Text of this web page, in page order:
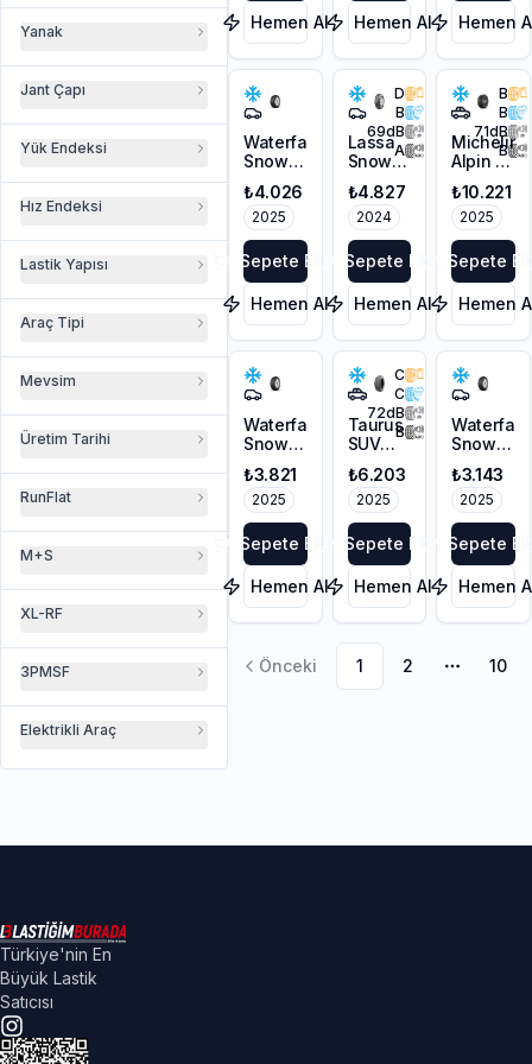
Barum
1
Yanak
Jant Çapı
Yük Endeksi
Hız Endeksi
Lastik Yapısı
Araç Tipi
Mevsim
Üretim Tarihi
RunFlat
M+S
XL-RF
3PMSF
Elektrikli Araç
Hemen Al Hemen Al Hemen
Waterfall
Snow
225/55R16
95V
₺4.026
2025
Sepete Ekle
Hemen Al
D
B
69dB
A
Lassa
Snoways
215/55R16
97H XL
M+S
3PMSF
₺4.827
2024
Sepete Ekle
Hemen Al
B
B
71dB
B
Michelin
Alpin 7
99V XL
M+S
3PMSF
₺10.221
2025
Sepete
Hemen
Waterfall
Snow
215/55R16
97V XL
₺3.821
2025
Sepete Ekle
Hemen Al
C
C
72dB
B
Taurus
SUV
225/60R17
103V XL
M+S
3PMSF
₺6.203
2025
Sepete Ekle
Hemen Al
Waterfall
Snow
225/45R17
91V
₺3.143
2025
Sepete
Hemen
Önceki 1 2
Daha
10
Türkiye'nin En
Büyük Lastik
Satıcısı